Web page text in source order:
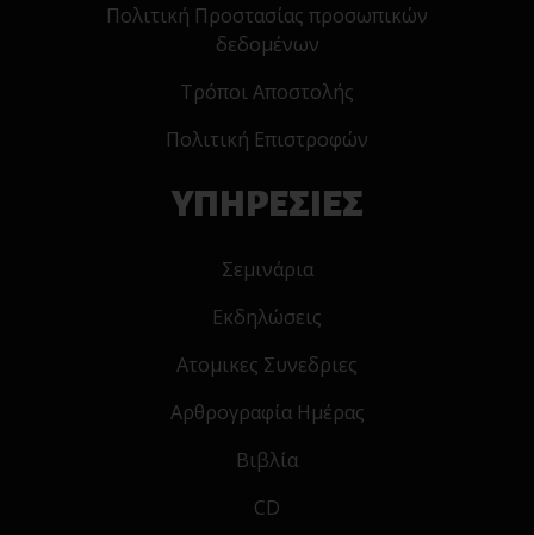
Πολιτική Προστασίας προσωπικών
δεδομένων
Τρόποι Αποστολής
Πολιτική Επιστροφών
ΥΠΗΡΕΣΙΕΣ
Σεμινάρια
Εκδηλώσεις
Ατομικες Συνεδριες
Αρθρογραφία Ημέρας
Βιβλία
CD